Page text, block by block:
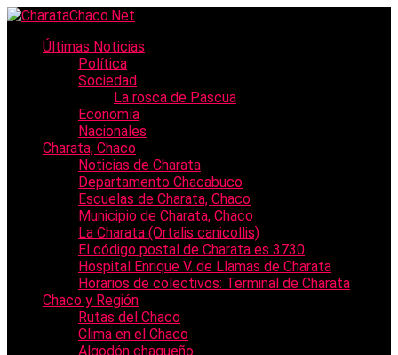
Últimas Noticias
Política
Sociedad
La rosca de Pascua
Economía
Nacionales
Charata, Chaco
Noticias de Charata
Departamento Chacabuco
Escuelas de Charata, Chaco
Municipio de Charata, Chaco
La Charata (Ortalis canicollis)
El código postal de Charata es 3730
Hospital Enrique V. de Llamas de Charata
Horarios de colectivos: Terminal de Charata
Chaco y Región
Rutas del Chaco
Clima en el Chaco
Algodón chaqueño